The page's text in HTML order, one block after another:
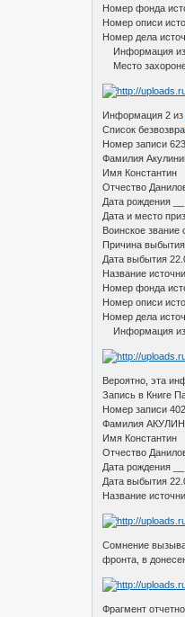
Номер фонда
Номер описи
Номер дела
Информация из
Место
Информация 2
Список
Номер записи
Фамилия
Имя Константин
Отчество
Дата рождения
Дата и место
Воинское звание
Причина
Дата выбытия
Название
Номер фонда
Номер описи
Номер дела
Информация из
Вероятно, эта
Запись в Книге
Номер записи
Фамилия АКУЛИН
Имя Константин
Отчество
Дата рождения
Дата выбытия
Название
Сомнение
фронта, в
Фрагмент